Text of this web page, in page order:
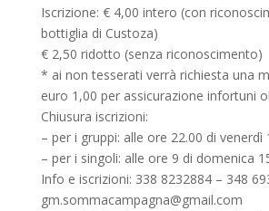
Iscrizione: € 4,00 intero (con
bottiglia di Custoza)
€ 2,50 ridotto (senza riconoscimento)
* ai non tesserati verrà richiesta una
euro 1,00 per assicurazione infortuni
Chiusura iscrizioni:
– per i gruppi: alle ore 22.00 di
– per i singoli: alle ore 9 di domenica
Info e iscrizioni: 338 8232884 – 348
gm.sommacampagna@gmail.com